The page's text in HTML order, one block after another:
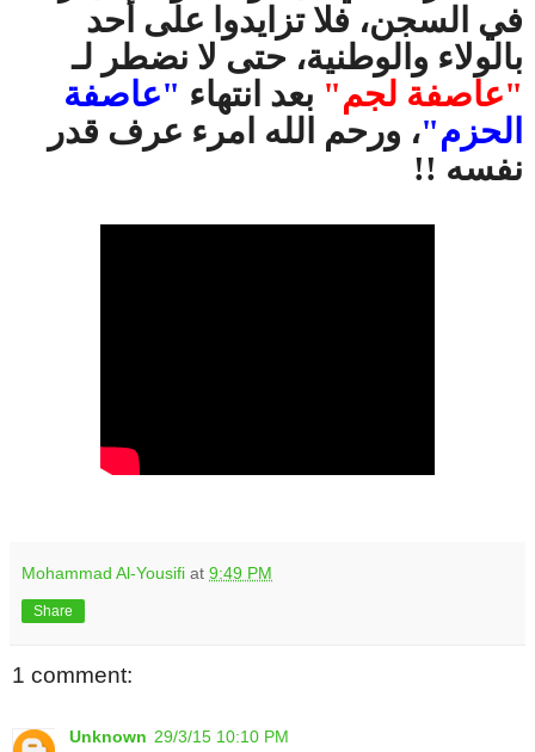
في السجن، فلا تزايدوا على أحد
بالولاء والوطنية، حتى لا نضطر لـ
"عاصفة لجم" بعد انتهاء "عاصفة
الحزم"، ورحم الله امرء عرف قدر
نفسه !!
Mohammad Al-Yousifi at 9:49 PM
Share
1 comment:
Unknown 29/3/15 10:10 PM